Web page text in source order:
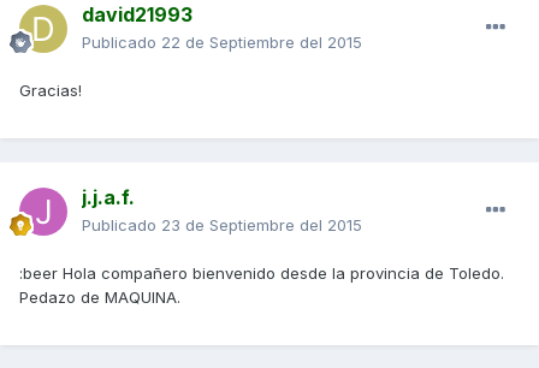
david21993
Publicado 22 de Septiembre del 2015
Gracias!
j.j.a.f.
Publicado 23 de Septiembre del 2015
:beer Hola compañero bienvenido desde la provincia de Toledo.
Pedazo de MAQUINA.